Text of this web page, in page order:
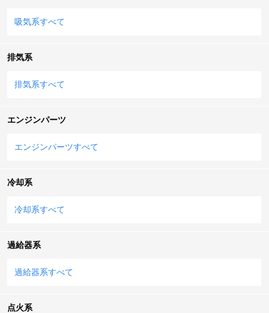
吸気系すべて
排気系
排気系すべて
エンジンパーツ
エンジンパーツすべて
冷却系
冷却系すべて
過給器系
過給器系すべて
点火系